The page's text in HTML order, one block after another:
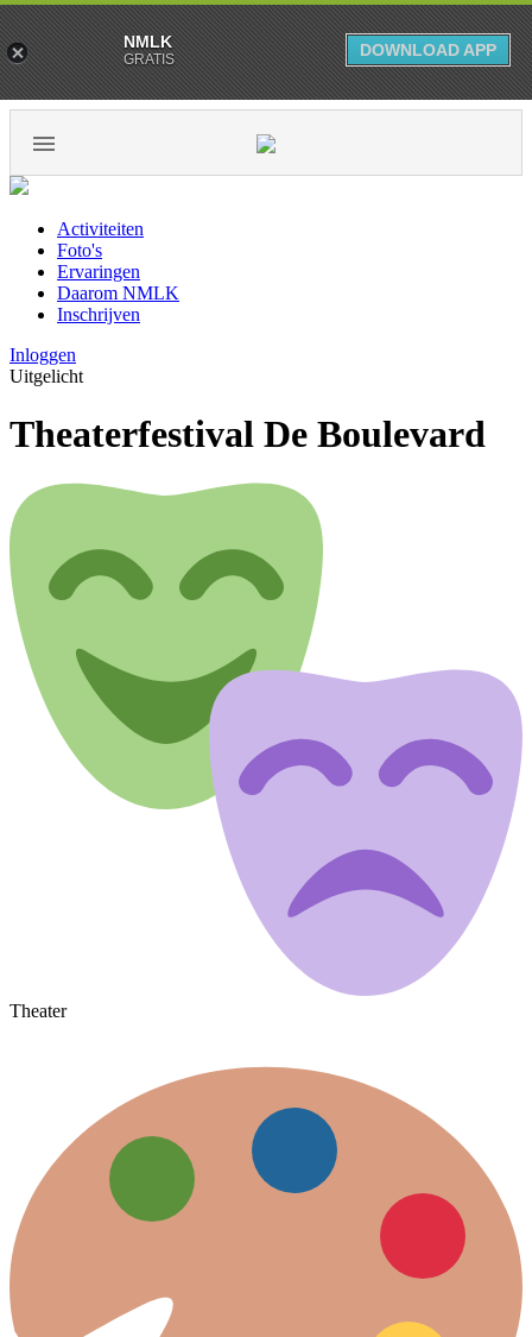
Activiteiten
Foto's
Ervaringen
Daarom NMLK
Inschrijven
Inloggen
Uitgelicht
Theaterfestival De Boulevard
Theater
NMLK
GRATIS DOWNLOAD APP